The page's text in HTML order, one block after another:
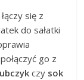
się z
do sałatki
go z
czy sok